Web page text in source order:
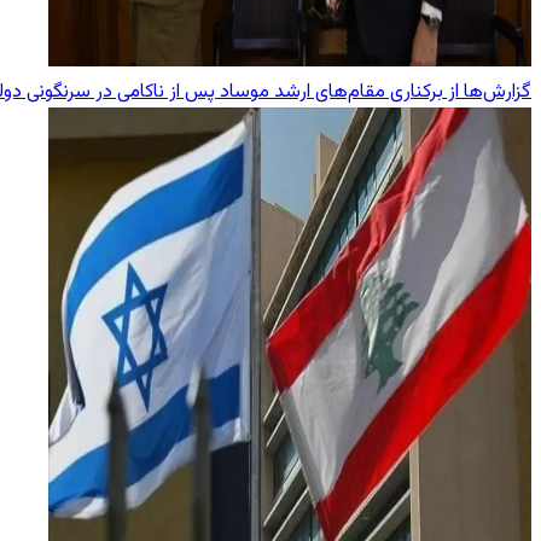
گزارش‌ها از برکناری مقام‌های ارشد موساد پس از ناکامی در سرنگونی